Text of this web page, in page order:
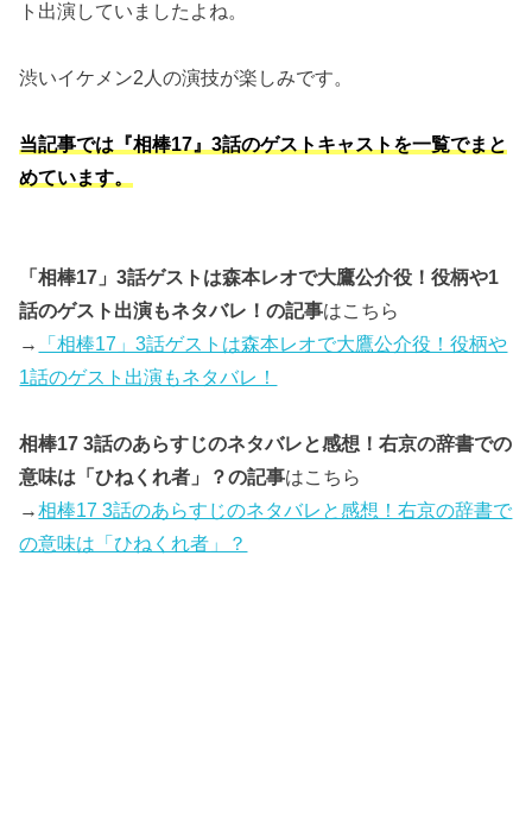
ト出演していましたよね。
渋いイケメン2人の演技が楽しみです。
当記事では『相棒17』3話のゲストキャストを一覧でまと
めています。
「相棒17」3話ゲストは森本レオで大鷹公介役！役柄や1
話のゲスト出演もネタバレ！の記事はこちら
→
「相棒17」3話ゲストは森本レオで大鷹公介役！役柄や
1話のゲスト出演もネタバレ！
相棒17 3話のあらすじのネタバレと感想！右京の辞書での
意味は「ひねくれ者」？の記事はこちら
→相棒17 3話のあらすじのネタバレと感想！右京の辞書で
の意味は「ひねくれ者」？